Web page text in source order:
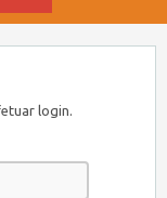
login.